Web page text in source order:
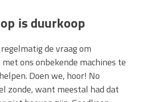
is duurkoop
de vraag om
ons onbekende machines te
Doen we, hoor! No
zonde, want meestal had dat